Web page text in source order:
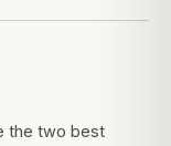
the two best